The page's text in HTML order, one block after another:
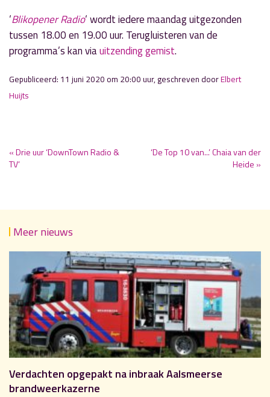
‘Blikopener Radio‘ wordt iedere maandag uitgezonden
tussen 18.00 en 19.00 uur. Terugluisteren van de
programma’s kan viauitzending gemist.
Gepubliceerd: 11 juni 2020 om 20:00 uur, geschreven doorElbert
Huijts
« Drie uur ‘DownTown Radio &
TV’
‘De Top 10 van...’ Chaia van der
Heide »
Meer nieuws
Verdachten opgepakt na inbraak Aalsmeerse
brandweerkazerne